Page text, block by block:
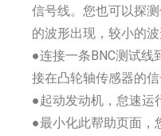
信号线。您也可以探
的波形出现，较小的
●连接一条BNC测试线
接在凸轮轴传感器的
●起动发动机，怠速运
●最小化此帮助页面，